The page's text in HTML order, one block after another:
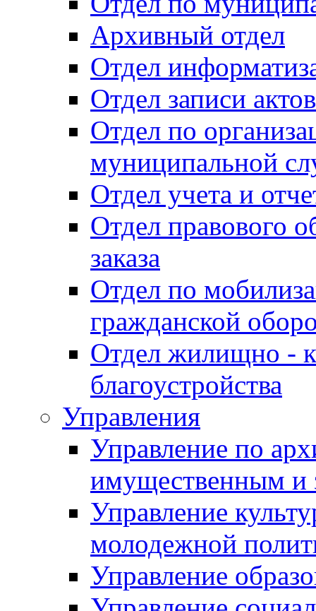
Архивный отдел
Отдел
Отдел записи
Отдел по
муниципальной
Отдел учета и
Отдел правового
заказа
Отдел по
гражданской
Отдел жилищно -
благоустройства
Управления
Управление по
имущественным и
Управление
молодежной
Управление